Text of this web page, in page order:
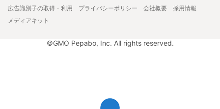
広告識別子の取得・利用
プライバシーポリシー 会社概要
採用情報
メディアキット
©GMO Pepabo, Inc. All rights reserved.